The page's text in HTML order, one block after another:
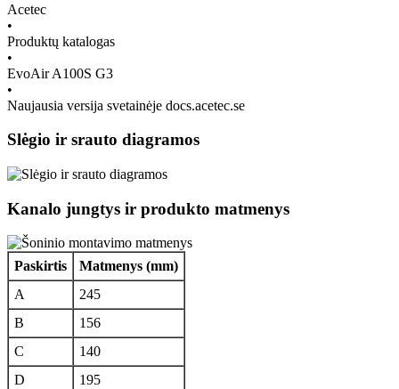
Acetec
•
Produktų katalogas
•
EvoAir A100S G3
•
Naujausia versija svetainėje docs.acetec.se
Slėgio ir srauto diagramos
Kanalo jungtys ir produkto matmenys
Paskirtis
Matmenys (mm)
A
245
B
156
C
140
D
195